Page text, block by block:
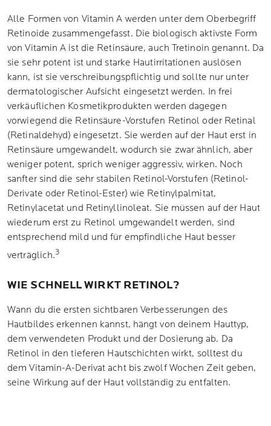
Alle Formen von Vitamin A werden unter dem Oberbegriff
Retinoide zusammengefasst. Die biologisch aktivste Form
von Vitamin A ist die Retinsäure, auch Tretinoin genannt. Da
sie sehr potent ist und starke Hautirritationen auslösen
kann, ist sie verschreibungspflichtig und sollte nur unter
dermatologischer Aufsicht eingesetzt werden. In frei
verkäuflichen Kosmetikprodukten werden dagegen
vorwiegend die Retinsäure-Vorstufen Retinol oder Retinal
(Retinaldehyd) eingesetzt. Sie werden auf der Haut erst in
Retinsäure umgewandelt, wodurch sie zwar ähnlich, aber
weniger potent, sprich weniger aggressiv, wirken. Noch
sanfter sind die sehr stabilen Retinol-Vorstufen (Retinol-
Derivate oder Retinol-Ester) wie Retinylpalmitat,
Retinylacetat und Retinyllinoleat. Sie müssen auf der Haut
wiederum erst zu Retinol umgewandelt werden, sind
entsprechend mild und für empfindliche Haut besser
verträglich.3
WIE SCHNELL WIRKT RETINOL?
Wann du die ersten sichtbaren Verbesserungen des
Hautbildes erkennen kannst, hängt von deinem Hauttyp,
dem verwendeten Produkt und der Dosierung ab. Da
Retinol in den tieferen Hautschichten wirkt, solltest du
dem Vitamin-A-Derivat acht bis zwölf Wochen Zeit geben,
seine Wirkung auf der Haut vollständig zu entfalten.